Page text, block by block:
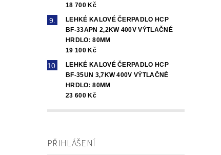
18 700 Kč
LEHKÉ KALOVÉ ČERPADLO HCP
BF-33APN 2,2KW 400V VÝTLAČNÉ
HRDLO: 80MM
19 100 Kč
LEHKÉ KALOVÉ ČERPADLO HCP
BF-35UN 3,7KW 400V VÝTLAČNÉ
HRDLO: 80MM
23 600 Kč
PŘIHLÁŠENÍ